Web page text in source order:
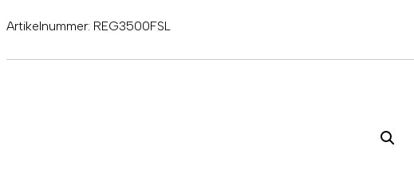
Artikelnummer: REG3500FSL